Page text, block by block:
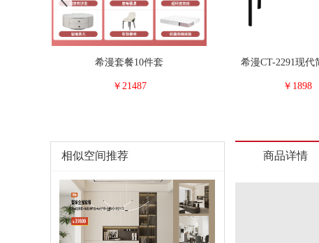
希漫套餐10件套
￥21487
希漫CT-2291现代
￥1898
相似空间推荐 商品详情